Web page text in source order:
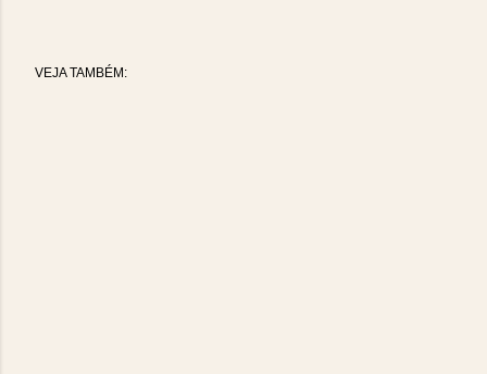
VEJA TAMBÉM: